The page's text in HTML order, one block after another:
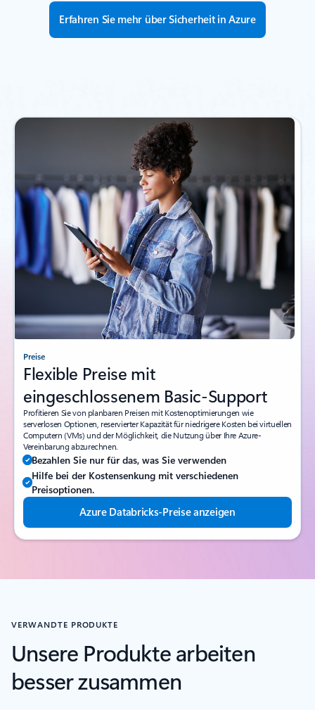
Erfahren Sie mehr über Sicherheit in Azure
Preise
Flexible Preise mit
eingeschlossenem Basic-Support
Profitieren Sie von planbaren Preisen mit Kostenoptimierungen wie
serverlosen Optionen, reservierter Kapazität für niedrigere Kosten bei virtuellen
Computern (VMs) und der Möglichkeit, die Nutzung über Ihre Azure-
Vereinbarung abzurechnen.
Bezahlen Sie nur für das, was Sie verwenden
Hilfe bei der Kostensenkung mit verschiedenen
Preisoptionen.
Azure Databricks-Preise anzeigen
VERWANDTE PRODUKTE
Unsere Produkte arbeiten
besser zusammen